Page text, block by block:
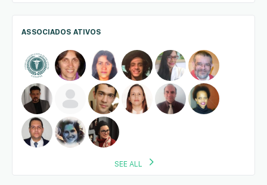
ASSOCIADOS ATIVOS
SEE ALL